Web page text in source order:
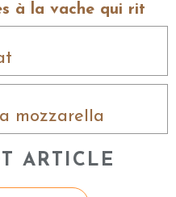
à la vache qui rit
mozzarella
ARTICLE